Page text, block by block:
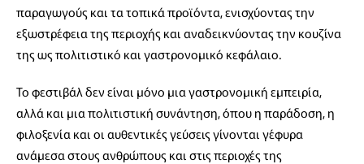
παραγωγούς και τα τοπικά προϊόντα, ενισχύοντας την
εξωστρέφεια της περιοχής και αναδεικνύοντας την κουζίνα
της ως πολιτιστικό και γαστρονομικό κεφάλαιο.
Το φεστιβάλ δεν είναι μόνο μια γαστρονομική εμπειρία,
αλλά και μια πολιτιστική συνάντηση, όπου η παράδοση, η
φιλοξενία και οι αυθεντικές γεύσεις γίνονται γέφυρα
ανάμεσα στους ανθρώπους και στις περιοχές της